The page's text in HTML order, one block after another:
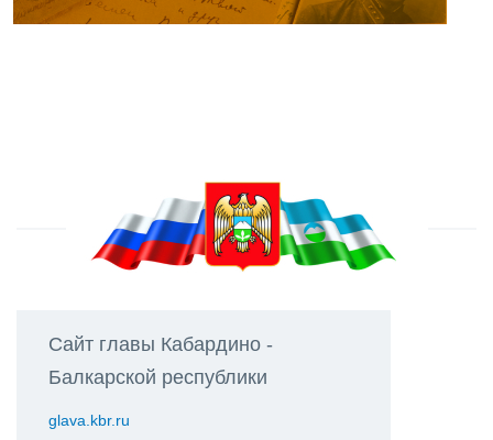
Сайт главы Кабардино -
Балкарской республики
glava.kbr.ru